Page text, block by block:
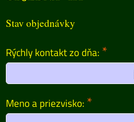
Stav objednávky
Rýchly kontakt zo dňa: *
Meno a priezvisko: *